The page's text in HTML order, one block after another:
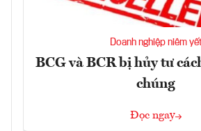
Doanh nghiệp niêm
BCG và BCR bị hủy tư
chúng
Đọc ngay